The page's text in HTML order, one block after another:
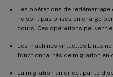
Les opérations de redémarrage
ne sont pas prises en charge
cours. Ces opérations peuvent
Les machines virtuelles Linux
fonctionnalités de migration en
La migration en direct par le